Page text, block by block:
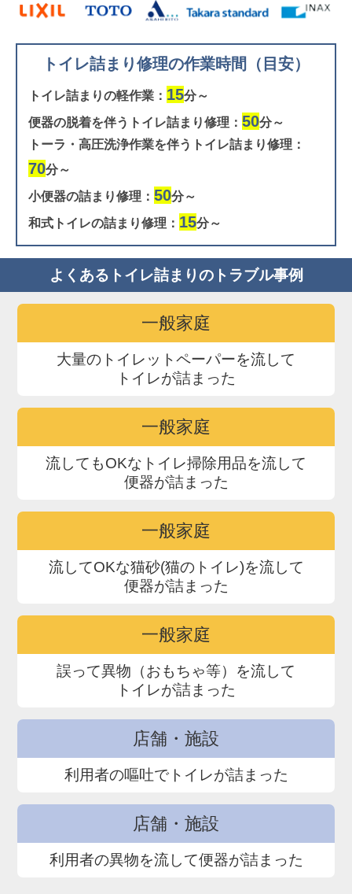
トイレ詰まり修理の作業時間（目安）
トイレ詰まりの軽作業： 15分～
便器の脱着を伴うトイレ詰まり修理： 50分～
トーラ・高圧洗浄作業を伴うトイレ詰まり修理：
70分～
小便器の詰まり修理： 50分～
和式トイレの詰まり修理： 15分～
よくあるトイレ詰まりのトラブル事例
一般家庭
大量のトイレットペーパーを流して
トイレが詰まった
一般家庭
流してもOKなトイレ掃除用品を流して
便器が詰まった
一般家庭
流してOKな猫砂(猫のトイレ)を流して
便器が詰まった
一般家庭
誤って異物（おもちゃ等）を流して
トイレが詰まった
店舗・施設
利用者の嘔吐でトイレが詰まった
店舗・施設
利用者の異物を流して便器が詰まった